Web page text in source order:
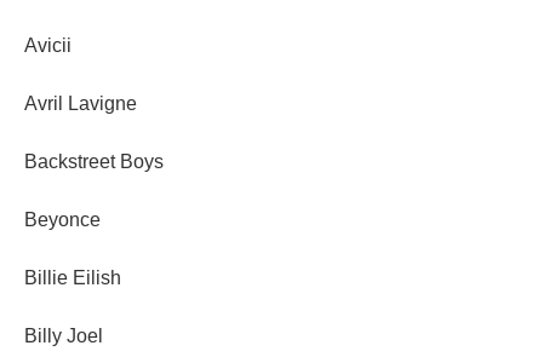
Avicii
Avril Lavigne
Backstreet Boys
Beyonce
Billie Eilish
Billy Joel